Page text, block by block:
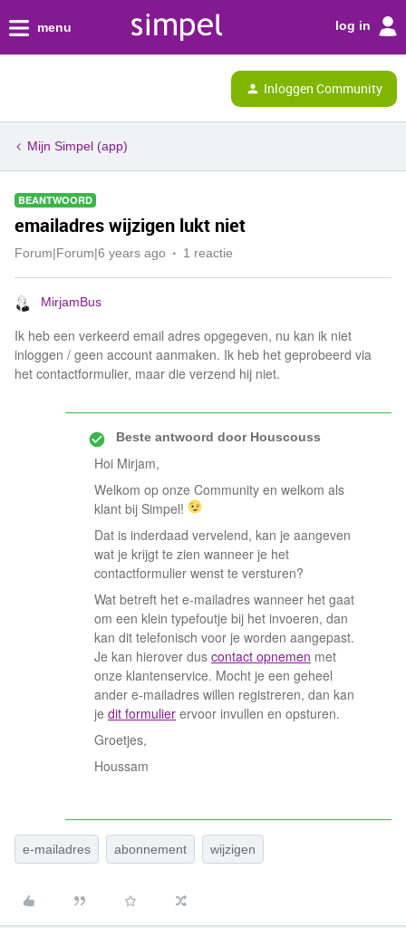
menu log in
Inloggen Community
Mijn Simpel (app)
BEANTWOORD
emailadres wijzigen lukt niet
Forum|Forum|6 years ago 1 reactie
MirjamBus
Ik heb een verkeerd email adres opgegeven, nu kan ik niet
inloggen / geen account aanmaken. Ik heb het geprobeerd via
het contactformulier, maar die verzend hij niet.
Beste antwoord doorHouscouss
Hoi Mirjam,
Welkom op onze Community en welkom als
klant bij Simpel!
Dat is inderdaad vervelend, kan je aangeven
wat je krijgt te zien wanneer je het
contactformulier wenst te versturen?
Wat betreft het e-mailadres wanneer het gaat
om een klein typefoutje bij het invoeren, dan
kan dit telefonisch voor je worden aangepast.
Je kan hierover dus contact opnemen met
onze klantenservice. Mocht je een geheel
ander e-mailadres willen registreren, dan kan
je dit formulier ervoor invullen en opsturen.
Groetjes,
Houssam
e-mailadres abonnement wijzigen